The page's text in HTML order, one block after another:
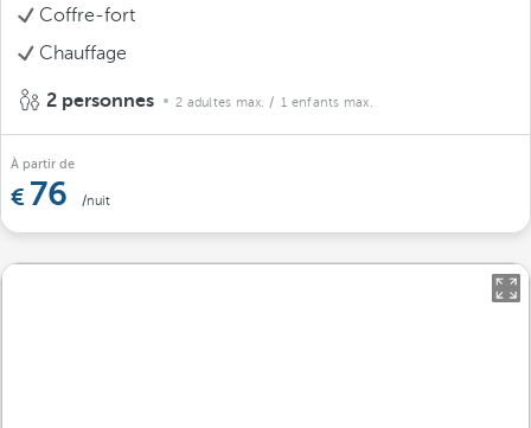
Coffre-fort
Chauffage
2 personnes 2 adultes max. / 1 enfants max.
À partir de
76 /nuit